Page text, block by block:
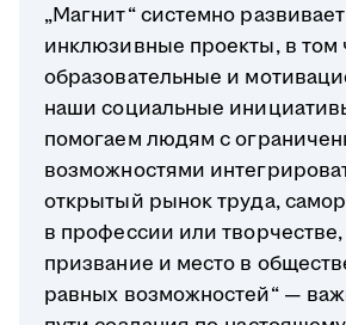
„Магнит“ системно развивает
инклюзивные проекты, в том
образовательные и
наши социальные
помогаем людям с
возможностями
открытый рынок труда,
в профессии или
призвание и место в
равных возможностей“ —